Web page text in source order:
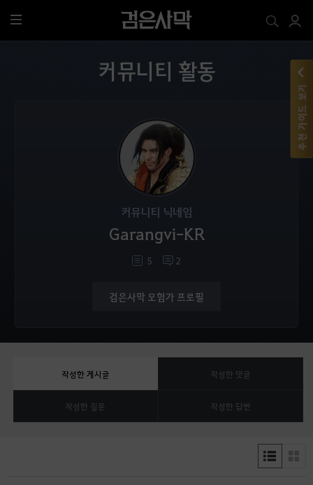
전
체
커뮤니티 활동
커뮤니티 닉네임
Garangvi-KR
5 2
검은사막 모험가 프로필
작성한 게시글 작성한 댓글
작성한 질문 작성한 답변
추천 가이드 보기